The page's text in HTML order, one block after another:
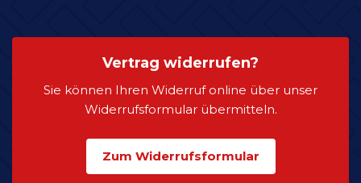
Vertrag widerrufen?
Sie können Ihren Widerruf online über unser
Widerrufsformular übermitteln.
Zum Widerrufsformular